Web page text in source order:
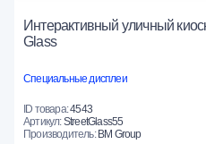
Интерактивный уличный
Glass
Специальные дисплеи
ID товара:4543
Артикул:StreetGlass55
Производитель:BM Group